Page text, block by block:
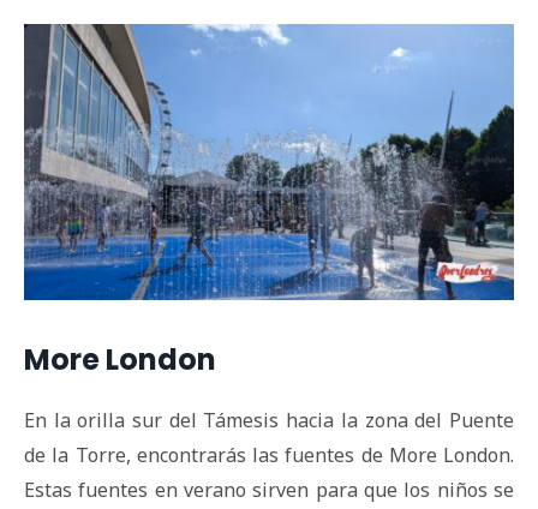
More London
En la orilla sur del Támesis hacia la zona del Puente
de la Torre, encontrarás las fuentes de More London.
Estas fuentes en verano sirven para que los niños se